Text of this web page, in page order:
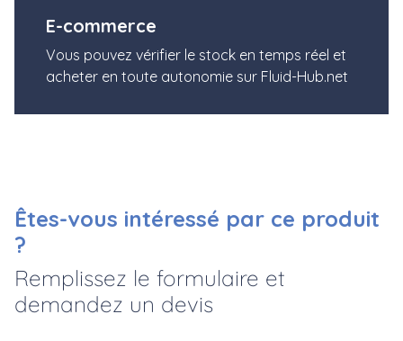
E-commerce
Vous pouvez vérifier le stock en temps réel et
acheter en toute autonomie sur Fluid-Hub.net
Êtes-vous intéressé par ce produit
?
Remplissez le formulaire et
demandez un devis